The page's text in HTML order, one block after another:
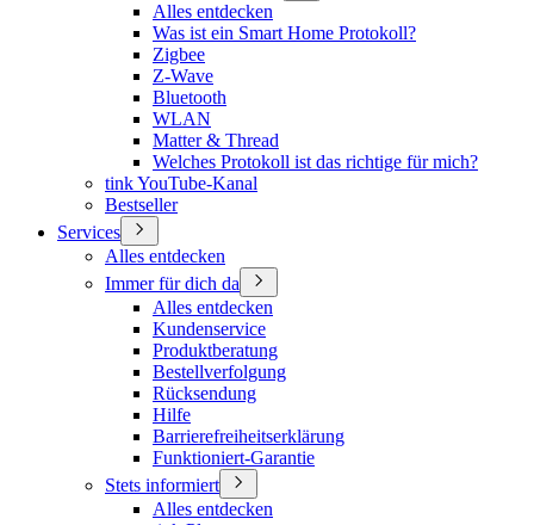
Alles entdecken
Was ist ein Smart Home Protokoll?
Zigbee
Z-Wave
Bluetooth
WLAN
Matter & Thread
Welches Protokoll ist das richtige für mich?
tink YouTube-Kanal
Bestseller
Services
Alles entdecken
Immer für dich da
Alles entdecken
Kundenservice
Produktberatung
Bestellverfolgung
Rücksendung
Hilfe
Barrierefreiheitserklärung
Funktioniert-Garantie
Stets informiert
Alles entdecken